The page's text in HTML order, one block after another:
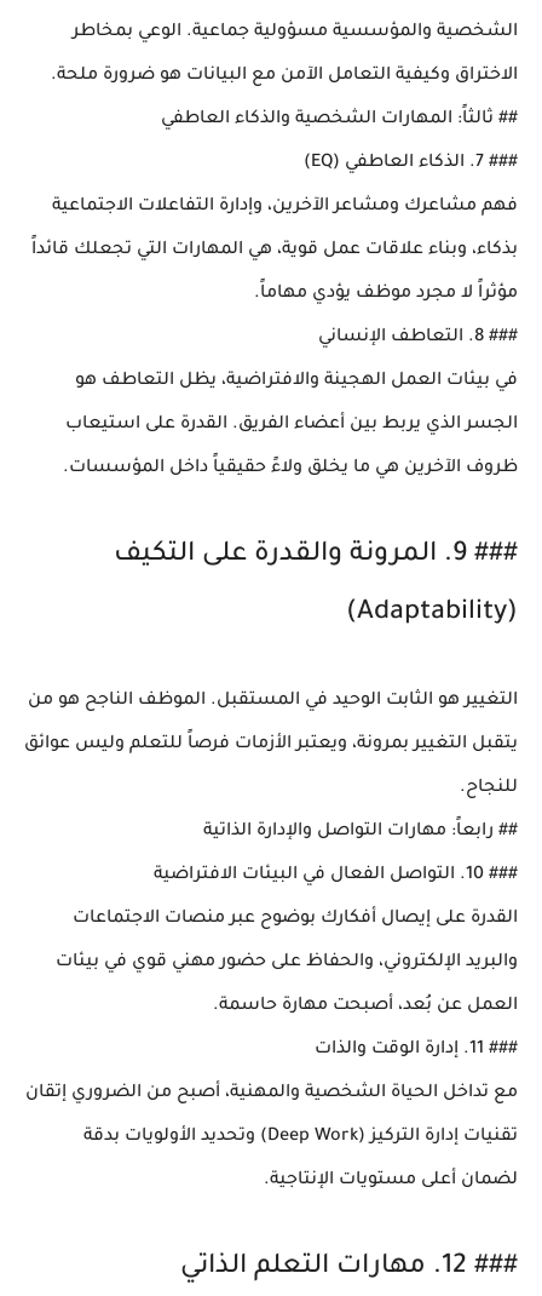
الشخصية والمؤسسية مسؤولية جماعية. الوعي بمخاطر
الاختراق وكيفية التعامل الآمن مع البيانات هو ضرورة ملحة.
## ثالثاً: المهارات الشخصية والذكاء العاطفي
### 7. الذكاء العاطفي (EQ)
فهم مشاعرك ومشاعر الآخرين، وإدارة التفاعلات الاجتماعية
بذكاء، وبناء علاقات عمل قوية، هي المهارات التي تجعلك قائداً
مؤثراً لا مجرد موظف يؤدي مهاماً.
### 8. التعاطف الإنساني
في بيئات العمل الهجينة والافتراضية، يظل التعاطف هو
الجسر الذي يربط بين أعضاء الفريق. القدرة على استيعاب
ظروف الآخرين هي ما يخلق ولاءً حقيقياً داخل المؤسسات.
### 9. المرونة والقدرة على التكيف
(Adaptability)
التغيير هو الثابت الوحيد في المستقبل. الموظف الناجح هو من
يتقبل التغيير بمرونة، ويعتبر الأزمات فرصاً للتعلم وليس عوائق
للنجاح.
## رابعاً: مهارات التواصل والإدارة الذاتية
### 10. التواصل الفعال في البيئات الافتراضية
القدرة على إيصال أفكارك بوضوح عبر منصات الاجتماعات
والبريد الإلكتروني، والحفاظ على حضور مهني قوي في بيئات
العمل عن بُعد، أصبحت مهارة حاسمة.
### 11. إدارة الوقت والذات
مع تداخل الحياة الشخصية والمهنية، أصبح من الضروري إتقان
تقنيات إدارة التركيز (Deep Work) وتحديد الأولويات بدقة
لضمان أعلى مستويات الإنتاجية.
### 12. مهارات التعلم الذاتي